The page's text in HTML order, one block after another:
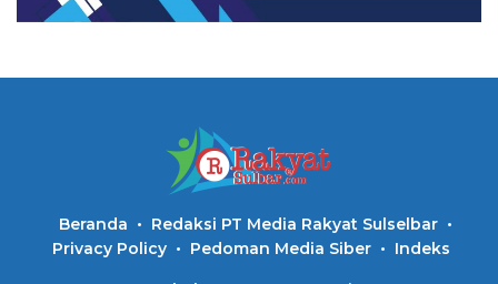
Beranda
Redaksi PT Media Rakyat Sulselbar
Privacy Policy
Pedoman Media Siber Indeks